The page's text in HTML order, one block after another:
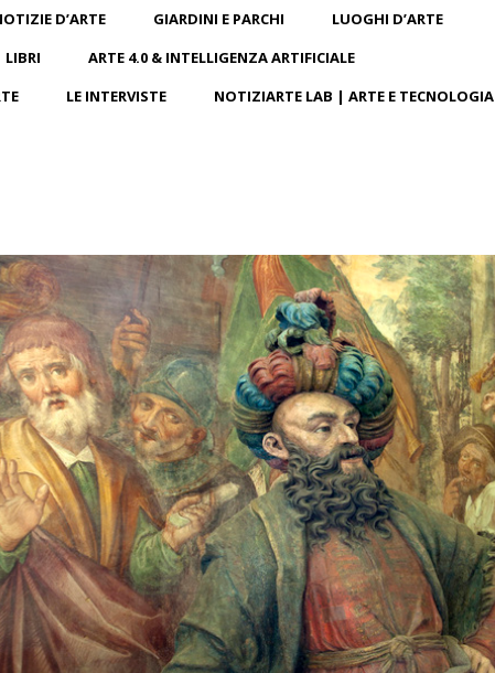
D’ARTE GIARDINI E PARCHI
LUOGHI D’ARTE
LIBRI
ARTE 4.0 & INTELLIGENZA ARTIFICIALE
LE INTERVISTE NOTIZIARTE LAB | ARTE E TECNOLOGIA